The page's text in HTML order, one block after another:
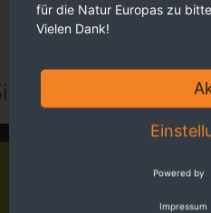
aktiv
für die Natur Europas zu
Vielen Dank!
Powered by
Impressum